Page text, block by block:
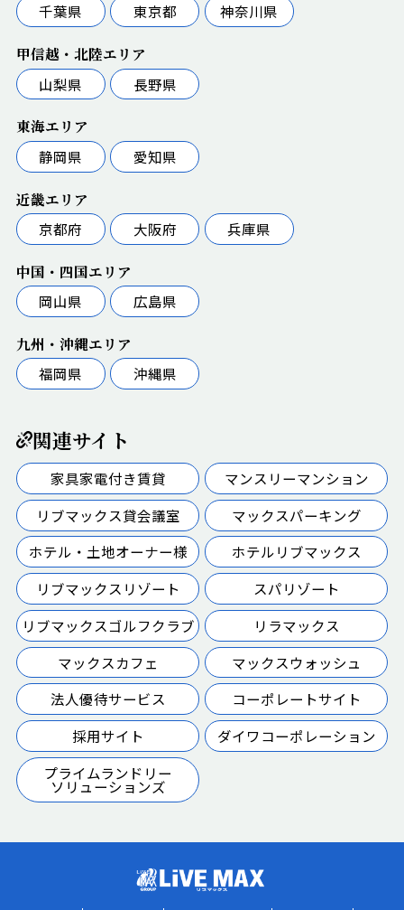
千葉県
東京都 神奈川県
甲信越・北陸エリア
山梨県
長野県
東海エリア
静岡県
愛知県
近畿エリア
京都府
大阪府 兵庫県
中国・四国エリア
岡山県
広島県
九州・沖縄エリア
福岡県
沖縄県
関連サイト
家具家電付き賃貸
マンスリーマンション
リブマックス貸会議室
マックスパーキング
ホテル・土地オーナー様
ホテルリブマックス
リブマックスリゾート
スパリゾート
リブマックスゴルフクラブ
リラマックス
マックスカフェ
マックスウォッシュ
法人優待サービス
コーポレートサイト
採用サイト
ダイワコーポレーション
プライムランドリー
ソリューションズ